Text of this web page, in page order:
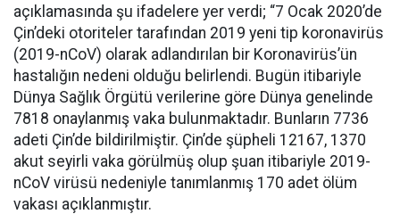
açıklamasında şu ifadelere yer verdi; “7 Ocak 2020’de
Çin’deki otoriteler tarafından 2019 yeni tip koronavirüs
(2019-nCoV) olarak adlandırılan bir Koronavirüs’ün
hastalığın nedeni olduğu belirlendi. Bugün itibariyle
Dünya Sağlık Örgütü verilerine göre Dünya genelinde
7818 onaylanmış vaka bulunmaktadır. Bunların 7736
adeti Çin’de bildirilmiştir. Çin’de şüpheli 12167, 1370
akut seyirli vaka görülmüş olup şuan itibariyle 2019-
nCoV virüsü nedeniyle tanımlanmış 170 adet ölüm
vakası açıklanmıştır.